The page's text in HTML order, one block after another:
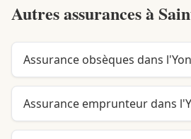
Autres assurances à
Assurance obsèques dans
Assurance emprunteur dans